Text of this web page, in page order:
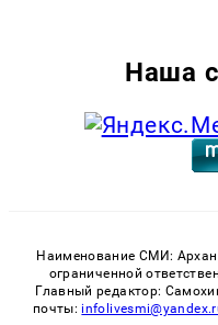
Наша
Наименование СМИ:
ограниченной
Главный редактор:
почты: